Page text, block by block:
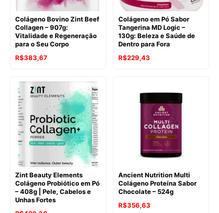
Colágeno Bovino Zint Beef
Collagen – 907g:
Vitalidade e Regeneração
para o Seu Corpo
O
original
era:
R$451,40.
R$383,67O
atual
é:
R$383,67.
Colágeno em Pó Sabor
Tangerina MD Logic –
130g: Beleza e Saúde de
Dentro para Fora
R$229,43
Zint Beauty Elements
Colágeno Probiótico em Pó
– 408g | Pele, Cabelos e
Unhas Fortes
Ancient Nutrition Multi
Colágeno Proteína Sabor
Chocolate – 524g
O
R$356,63